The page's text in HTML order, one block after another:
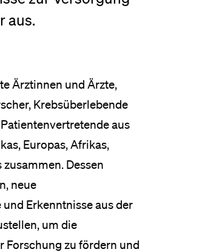
aus.
Ärztinnen und Ärzte,
Krebsüberlebende
aus
Europas, Afrikas,
Dessen
neue
Erkenntnisse aus der
um die
Forschung zu fördern und